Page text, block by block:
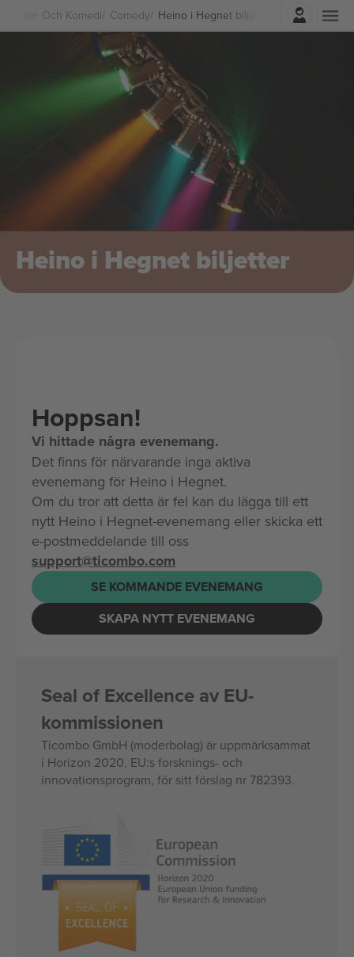
Teater Och Komedi Comedy Heino i Hegnet biljetter
Logga in
Heino i Hegnet biljetter
Hoppsan!
Vi hittade några evenemang.
Det finns för närvarande inga aktiva
evenemang för Heino i Hegnet.
Om du tror att detta är fel kan du lägga till ett
nytt Heino i Hegnet-evenemang eller skicka ett
e-postmeddelande till oss
support@ticombo.com
SE KOMMANDE EVENEMANG
SKAPA NYTT EVENEMANG
Seal of Excellence av EU-
kommissionen
Ticombo GmbH (moderbolag) är uppmärksammat
i Horizon 2020, EU:s forsknings- och
innovationsprogram, för sitt förslag nr 782393.